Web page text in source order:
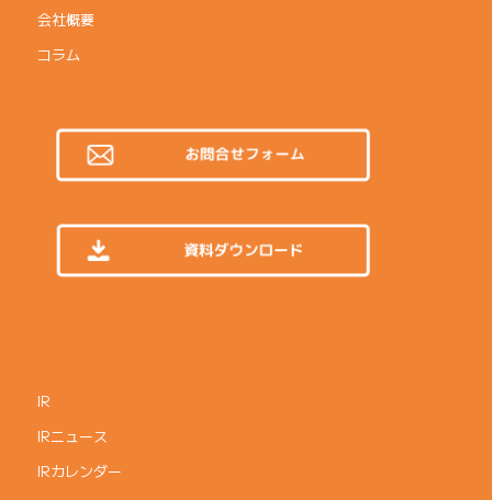
会社概要
コラム
IR
IRニュース
IRカレンダー